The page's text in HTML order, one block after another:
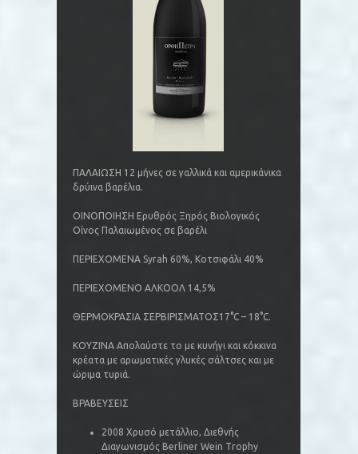
ΠΑΛΑΙΩΣΗ 12 μήνες σε γαλλικά και αμερικάνικα
δρύινα βαρέλια.
ΟΙΝΟΠΟΙΗΣΗ Ερυθρός Ξηρός Βιολογικός
Οίνος Παλαιωμένος σε βαρέλι
ΠΕΡΙΕΧΟΜΕΝΑ Syrah 60%, Κοτσιφάλι 40%
ΠΕΡΙΕΧΟΜΕΝΟ ΑΛΚΟΟΛ 14,5%
ΘΕΡΜΟΚΡΑΣΙΑ ΣΕΡΒΙΡΙΣΜΑΤΟΣ17°C – 18°C.
ΚΟΥΖΙΝΑ Απολαύστε το με κυνήγι και κόκκινα
κρέατα με αρωματικές γλυκές σάλτσες και με
ώριμα τυριά.
ΒΡΑΒΕΥΣΕΙΣ
2008 Χρυσό μετάλλιο, Διεθνής
Διαγωνισμός Berliner Wein Trophy